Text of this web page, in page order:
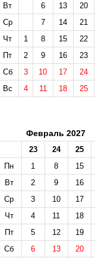
Вт
6 13
20
Ср
7 14
21
Чт
1 8 15
22
Пт
2 9 16
23
Сб
3 10 17
24
Вс
4 11 18 25
Февраль 2027
23 24
25
Пн
1 8
15
Вт
2 9
16
Ср
3 10
17
Чт
4 11
18
Пт
5 12
19
Сб
6 13
20